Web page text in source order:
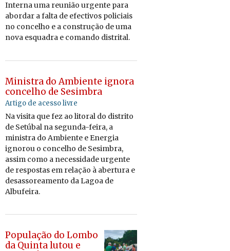
In­terna uma reu­nião ur­gente para
abordar a falta de efec­tivos po­li­ciais
no con­celho e a cons­trução de uma
nova es­quadra e co­mando dis­trital.
Ministra do Ambiente ignora
concelho de Sesimbra
Artigo de acesso livre
Na vi­sita que fez ao li­toral do dis­trito
de Se­túbal na se­gunda-feira, a
mi­nistra do Am­bi­ente e Energia
ig­norou o con­celho de Se­simbra,
assim como a ne­ces­si­dade ur­gente
de res­postas em re­lação à aber­tura e
de­sas­so­re­a­mento da Lagoa de
Al­bu­feira.
População do Lombo
da Quinta lutou e